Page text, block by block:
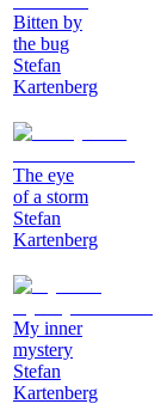
Bitten by
the bug
Stefan
Kartenberg
The eye
of a storm
Stefan
Kartenberg
My inner
mystery
Stefan
Kartenberg